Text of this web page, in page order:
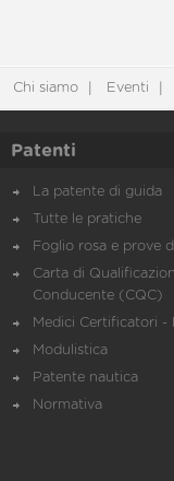
Chi siamo Eventi
Patenti
La patente di guida
Tutte le pratiche
Foglio rosa e prove
Carta di
Conducente (CQC)
Medici Certificatori -
Modulistica
Patente nautica
Normativa